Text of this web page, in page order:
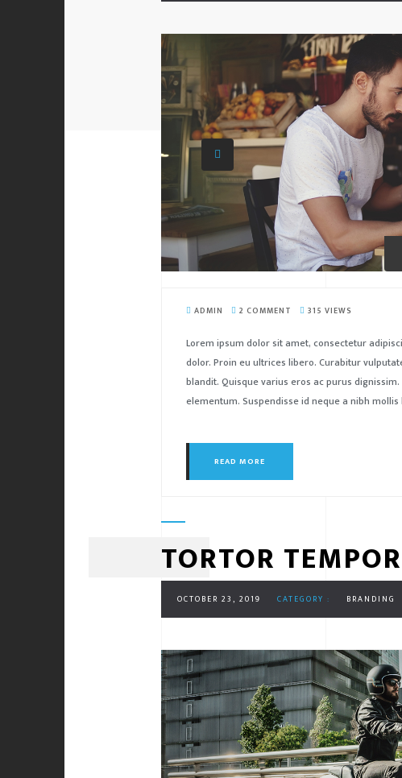
ADMIN 2 COMMENT 315 VIEWS
Lorem ipsum dolor sit amet, consectetur
dolor. Proin eu ultrices libero. Curabitur
blandit. Quisque varius eros ac purus
elementum. Suspendisse id neque a nibh mollis
READ MORE
TORTOR
OCTOBER 23, 2019 CATEGORY : BRANDING